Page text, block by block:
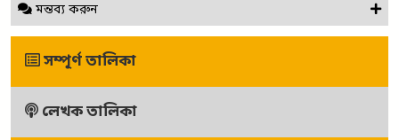
মন্তব্য করুন
সম্পূর্ণ তালিকা
লেখক তালিকা